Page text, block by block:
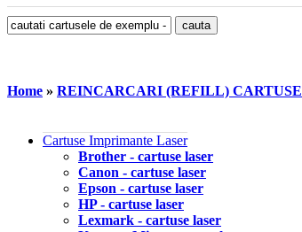
Home » REINCARCARI (REFILL) CARTUSE
Cartuse Imprimante Laser
Brother - cartuse laser
Canon - cartuse laser
Epson - cartuse laser
HP - cartuse laser
Lexmark - cartuse laser